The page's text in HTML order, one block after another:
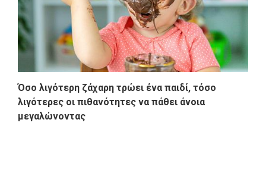
Όσο λιγότερη ζάχαρη τρώει ένα παιδί, τόσο
λιγότερες οι πιθανότητες να πάθει άνοια
μεγαλώνοντας